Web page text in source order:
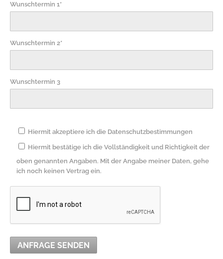
Wunschtermin 1*
Wunschtermin 2*
Wunschtermin 3
Hiermit akzeptiere ich die Datenschutzbestimmungen
Hiermit bestätige ich die Vollständigkeit und Richtigkeit der
oben genannten Angaben. Mit der Angabe meiner Daten, gehe
ich noch keinen Vertrag ein.